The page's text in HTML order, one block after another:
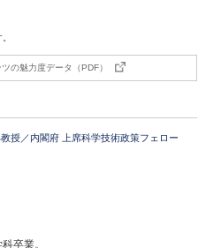
の魅力度データ（PDF）
授／内閣府 上席科学技術政策フェロー
卒業。